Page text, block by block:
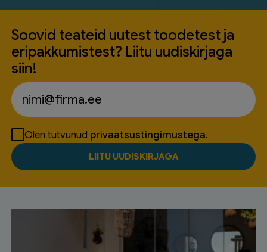
Soovid teateid uutest toodetest ja
eripakkumistest? Liitu uudiskirjaga
siin!
Olen tutvunud privaatsustingimustega.